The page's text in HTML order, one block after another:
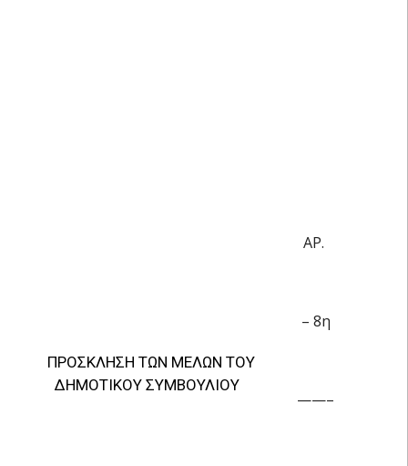
ΑΡ.
– 8η
ΠΡΟΣΚΛΗΣΗ ΤΩΝ ΜΕΛΩΝ ΤΟΥ
ΔΗΜΟΤΙΚΟΥ ΣΥΜΒΟΥΛΙΟΥ
——–